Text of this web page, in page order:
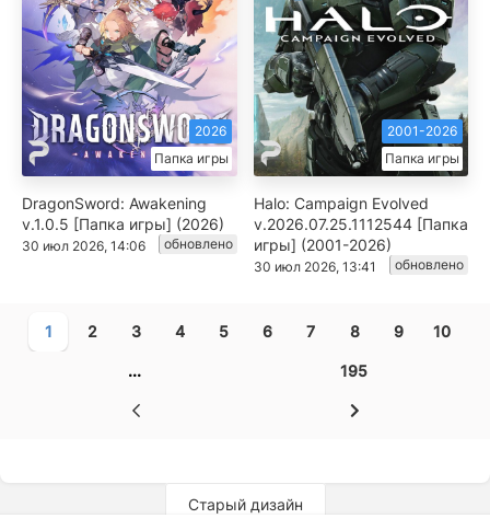
Папка игры
2026
DragonSword: Awakening
v.1.0.5 [Папка игры] (2026)
30 июл 2026, 14:06 обновлено
Папка игры
2001-2026
Halo: Campaign Evolved
v.2026.07.25.1112544 [Папка
игры] (2001-2026)
30 июл 2026, 13:41 обновлено
1 2 3 4 5 6 7 8 9 10
... 195
Старый дизайн